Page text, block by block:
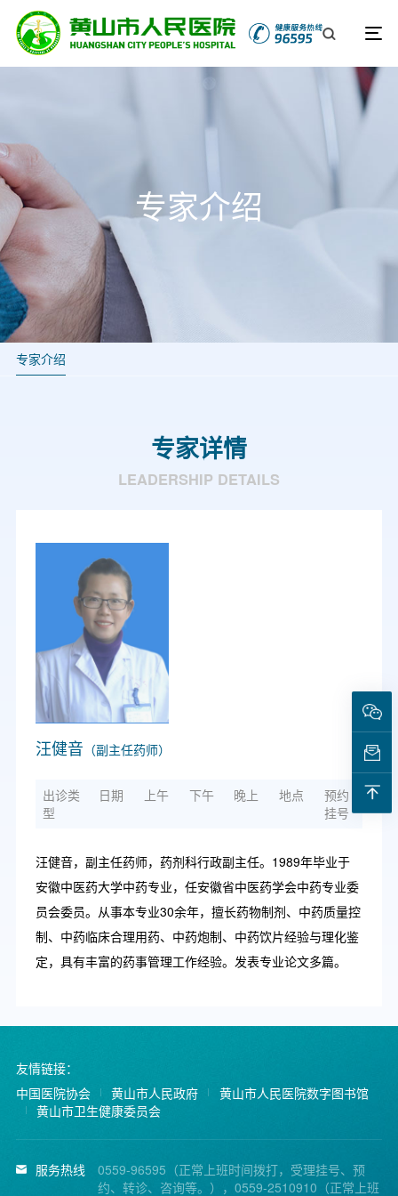
专家介绍
专家介绍
专家详情
LEADERSHIP DETAILS
汪健音 （副主任药师）
出诊类
型
日期 上午 下午 晚上 地点
预约
挂号
汪健音，副主任药师，药剂科行政副主任。1989年毕业于
安徽中医药大学中药专业，任安徽省中医药学会中药专业委
员会委员。从事本专业30余年，擅长药物制剂、中药质量控
制、中药临床合理用药、中药炮制、中药饮片经验与理化鉴
定，具有丰富的药事管理工作经验。发表专业论文多篇。
友情链接：
中国医院协会
黄山市人民政府
黄山市人民医院数字图书馆
黄山市卫生健康委员会
服务热线
0559-96595（正常上班时间拨打，受理挂号、预
约、转诊、咨询等。），0559-2510910（正常上班